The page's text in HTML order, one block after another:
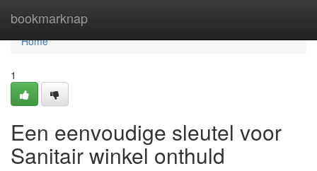
bookmarknap
Home
Home
1
Een eenvoudige sleutel voor
Sanitair winkel onthuld